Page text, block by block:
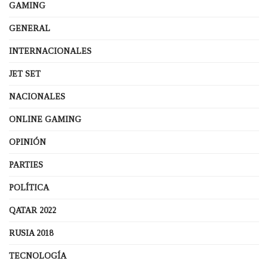
GAMING
GENERAL
INTERNACIONALES
JET SET
NACIONALES
ONLINE GAMING
OPINIÓN
PARTIES
POLÍTICA
QATAR 2022
RUSIA 2018
TECNOLOGÍA